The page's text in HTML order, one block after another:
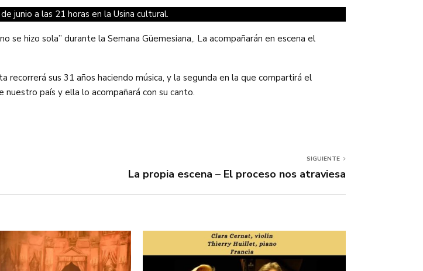
junio a las 21 horas en la Usina cultural.
hizo sola” durante la Semana Güemesiana,. La acompañarán en escena el
sus 31 años haciendo música, y la segunda en la que compartirá el
país y ella lo acompañará con su canto.
SIGUIENTE
La propia escena – El proceso nos atraviesa